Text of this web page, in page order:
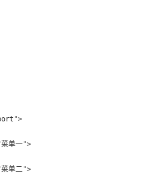
单一">
单二">